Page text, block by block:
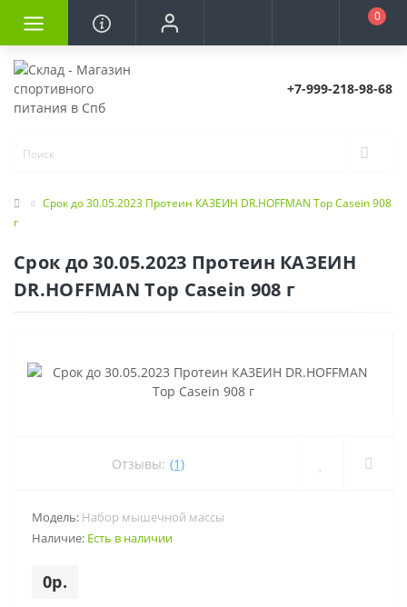
0
+7-999-218-98-68
Срок до 30.05.2023 Протеин КАЗЕИН DR.HOFFMAN Top Casein 908
г
Срок до 30.05.2023 Протеин КАЗЕИН
DR.HOFFMAN Top Casein 908 г
Отзывы: (1)
Модель: Набор мышечной массы
Наличие: Есть в наличии
0р.